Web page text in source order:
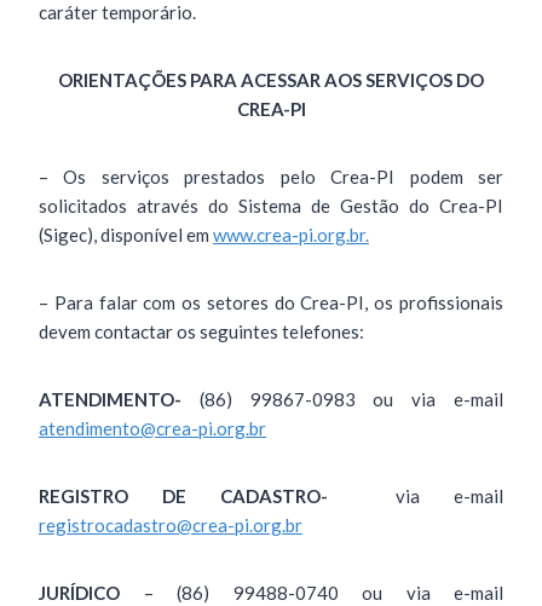
caráter temporário.
ORIENTAÇÕES PARA ACESSAR AOS SERVIÇOS DO
CREA-PI
– Os serviços prestados pelo Crea-PI podem ser
solicitados através do Sistema de Gestão do Crea-PI
(Sigec), disponível em www.crea-pi.org.br.
– Para falar com os setores do Crea-PI, os profissionais
devem contactar os seguintes telefones:
ATENDIMENTO- (86) 99867-0983 ou via e-mail
atendimento@crea-pi.org.br
REGISTRO DE CADASTRO- via e-mail
registrocadastro@crea-pi.org.br
JURÍDICO – (86) 99488-0740 ou via e-mail